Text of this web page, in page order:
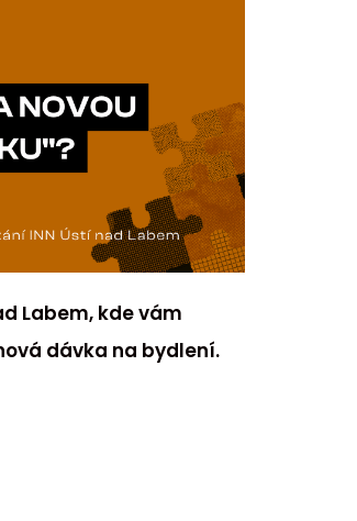
Labem, kde vám
dávka na bydlení.